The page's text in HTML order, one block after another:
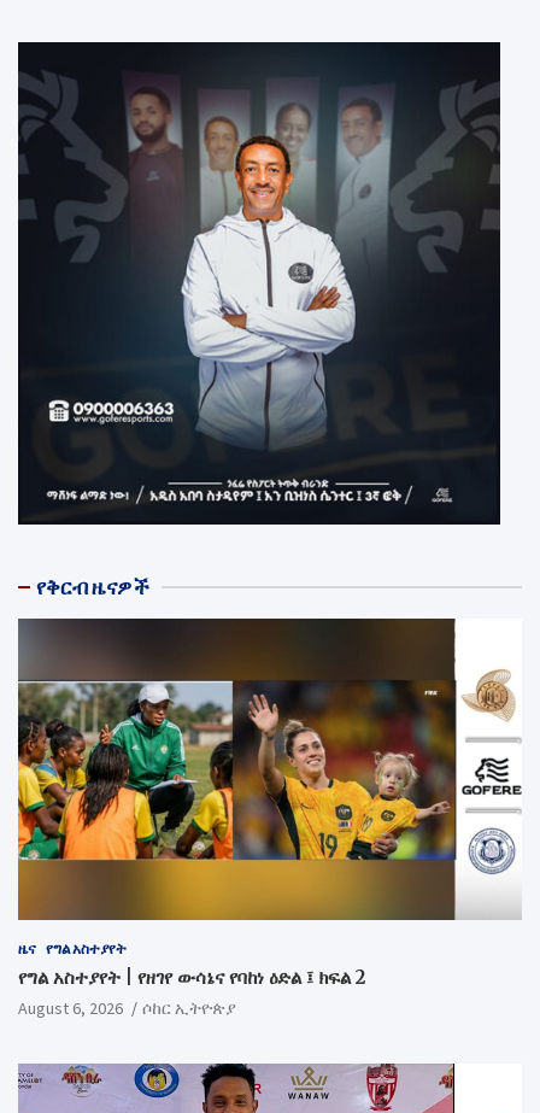
የቅርብ ዜናዎች
ዜና የግል አስተያየት
የግል አስተያየት | የዘገየ ውሳኔና የባከነ ዕድል ፤ ክፍል 2
August 6, 2026 ሶከር ኢትዮጵያ